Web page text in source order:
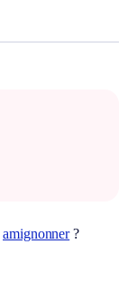
amignonner?